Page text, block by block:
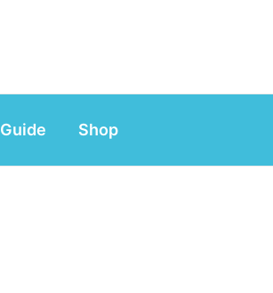
Guide Shop